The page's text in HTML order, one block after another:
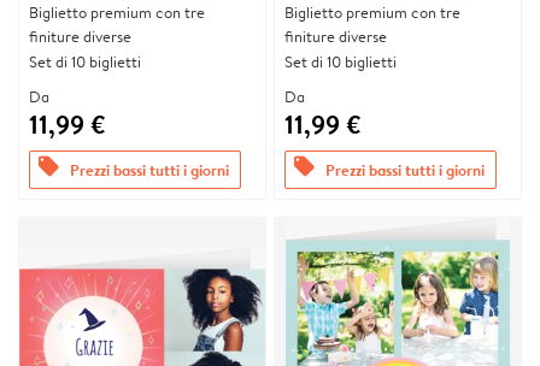
Biglietto premium con tre
finiture diverse
Set di 10 biglietti
Da
11,99 €
offers Prezzi bassi tutti i giorni
Biglietto premium con tre
finiture diverse
Set di 10 biglietti
Da
11,99 €
offers Prezzi bassi tutti i giorni